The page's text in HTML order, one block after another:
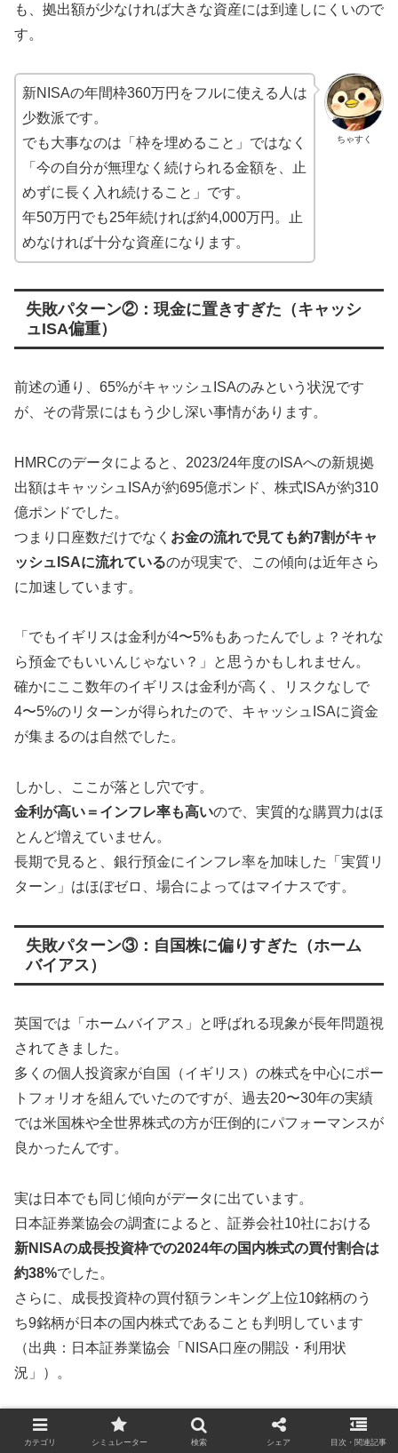
も、拠出額が少なければ大きな資産には到達しにくいので
す。
ちゃすく
新NISAの年間枠360万円をフルに使える人は
少数派です。
でも大事なのは「枠を埋めること」ではなく
「今の自分が無理なく続けられる金額を、止
めずに長く入れ続けること」です。
年50万円でも25年続ければ約4,000万円。止
めなければ十分な資産になります。
失敗パターン②：現金に置きすぎた（キャッシ
ュISA偏重）
前述の通り、65%がキャッシュISAのみという状況です
が、その背景にはもう少し深い事情があります。
HMRCのデータによると、2023/24年度のISAへの新規拠
出額はキャッシュISAが約695億ポンド、株式ISAが約310
億ポンドでした。
つまり口座数だけでなく お金の流れで見ても約7割がキャ
ッシュISAに流れているのが現実で、この傾向は近年さら
に加速しています。
「でもイギリスは金利が4〜5%もあったんでしょ？それな
ら預金でもいいんじゃない？」と思うかもしれません。
確かにここ数年のイギリスは金利が高く、リスクなしで
4〜5%のリターンが得られたので、キャッシュISAに資金
が集まるのは自然でした。
しかし、ここが落とし穴です。
金利が高い＝インフレ率も高いので、実質的な購買力はほ
とんど増えていません。
長期で見ると、銀行預金にインフレ率を加味した「実質リ
ターン」はほぼゼロ、場合によってはマイナスです。
失敗パターン③：自国株に偏りすぎた（ホーム
バイアス）
英国では「ホームバイアス」と呼ばれる現象が長年問題視
されてきました。
多くの個人投資家が自国（イギリス）の株式を中心にポー
トフォリオを組んでいたのですが、過去20〜30年の実績
では米国株や全世界株式の方が圧倒的にパフォーマンスが
良かったんです。
実は日本でも同じ傾向がデータに出ています。
日本証券業協会の調査によると、証券会社10社における
新NISAの成長投資枠での2024年の国内株式の買付割合は
約38%でした。
さらに、成長投資枠の買付額ランキング上位10銘柄のう
ち9銘柄が日本の国内株式であることも判明しています
（出典：日本証券業協会「NISA口座の開設・利用状
況」）。
つみたて投資枠ではオルカンやS&P500を通
カテゴリ シミュレーター 検索 シェア 目次・関連記事